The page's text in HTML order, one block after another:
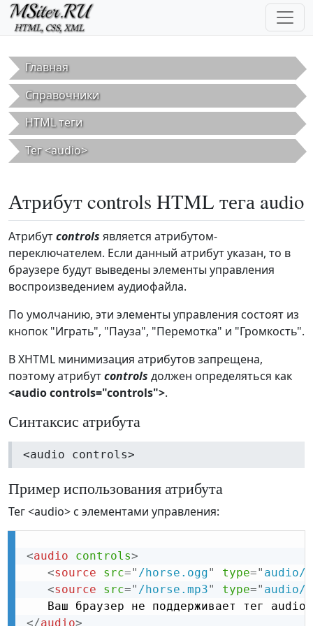
Перейти к основному содержанию
Главная
Справочники
HTML теги
Тег <audio>
Атрибут controls HTML тега audio
Атрибутcontrols является атрибутом-
переключателем. Если данный атрибут указан, то в
браузере будут выведены элементы управления
воспроизведением аудиофайла.
По умолчанию, эти элементы управления состоят из
кнопок "Играть", "Пауза", "Перемотка" и "Громкость".
В XHTML минимизация атрибутов запрещена,
поэтому атрибутcontrols должен определяться как
<audio controls="controls">.
Синтаксис атрибута
<audio controls>
Пример использования атрибута
Тег <audio> с элементами управления:
<audio controls>
<source src=" /horse.ogg" type=" audio/
<source src=" /horse.mp3" type=" audio/
</audio>